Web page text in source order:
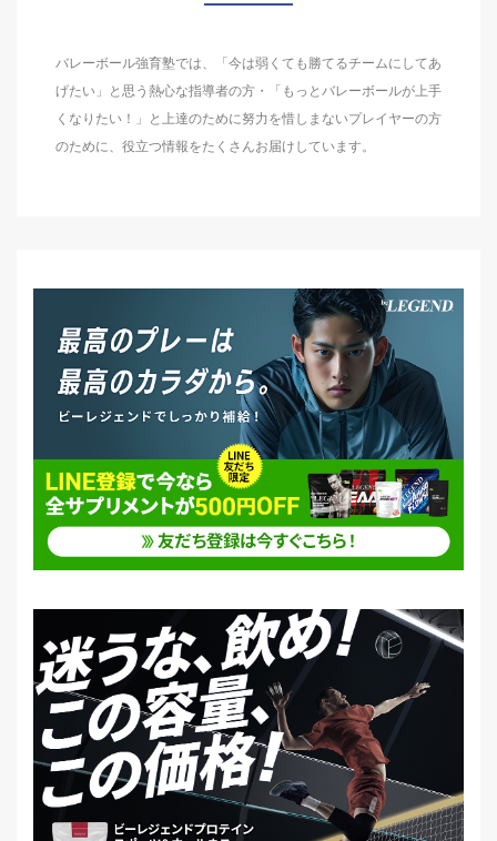
バレーボール強育塾では、「今は弱くても勝てるチームにしてあ
げたい」と思う熱心な指導者の方・「もっとバレーボールが上手
くなりたい！」と上達のために努力を惜しまないプレイヤーの方
のために、役立つ情報をたくさんお届けしています。